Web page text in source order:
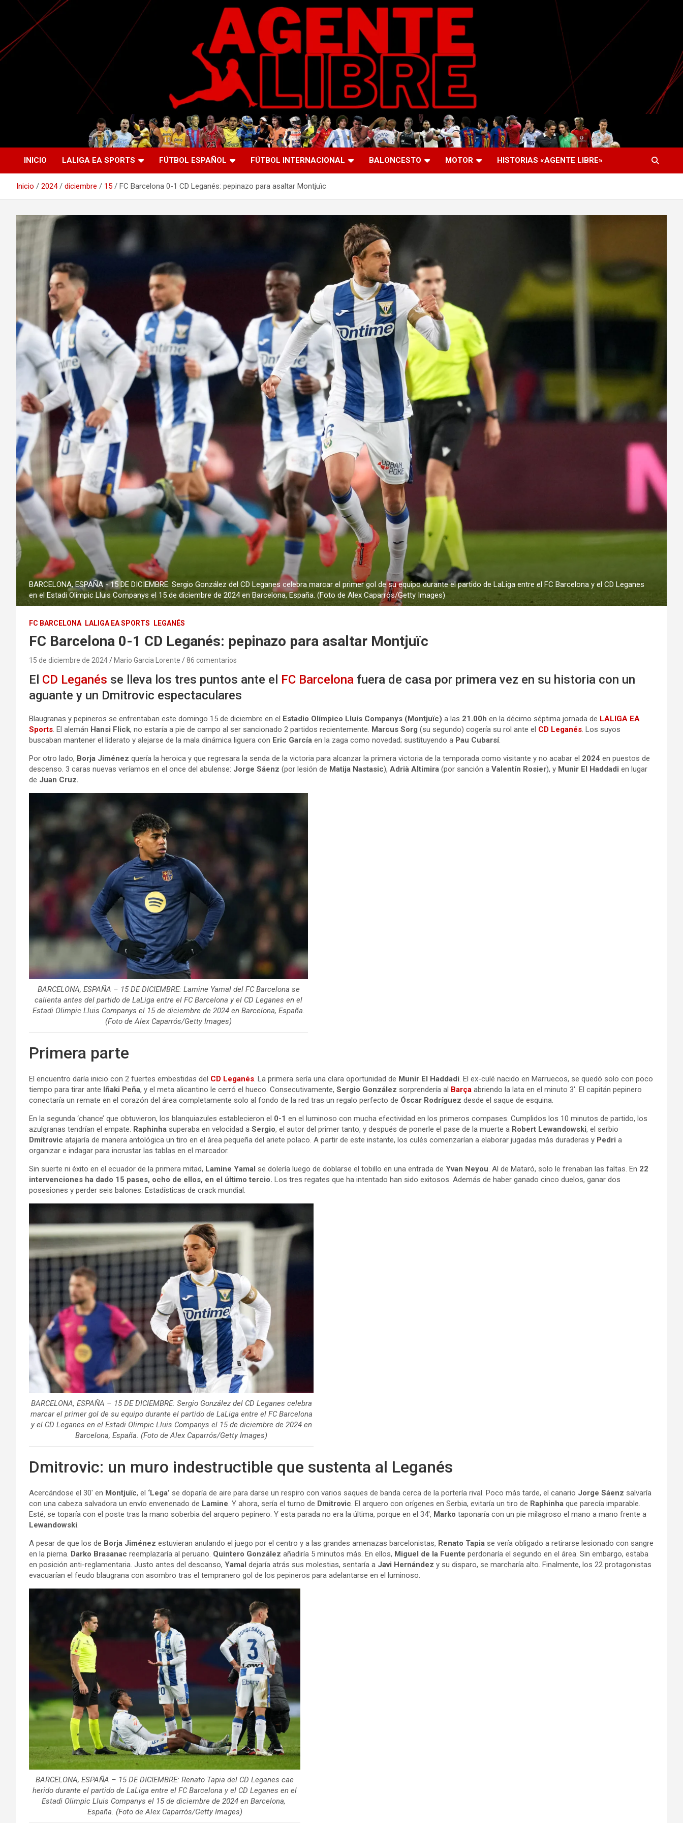
Saltar
contenido
Agente Libre Digital
La nueva generación del periodismo deportivo.
INICIO LALIGA EA SPORTS FÚTBOL ESPAÑOL FÚTBOL INTERNACIONAL BALONCESTO MOTOR HISTORIAS «AGENTE LIBRE»
Inicio 2024 diciembre 15 FC Barcelona 0-1 CD Leganés: pepinazo para asaltar Montjuïc
BARCELONA, ESPAÑA - 15 DE DICIEMBRE: Sergio González del CD Leganes celebra marcar el primer gol de su equipo durante el partido de LaLiga entre el FC Barcelona y el CD Leganes
en el Estadi Olimpic Lluis Companys el 15 de diciembre de 2024 en Barcelona, ​​España. (Foto de Alex Caparrós/Getty Images)
FC BARCELONA LALIGA EA SPORTS LEGANÉS
FC Barcelona 0-1 CD Leganés: pepinazo para asaltar Montjuïc
15 de diciembre de 2024 Mario Garcia Lorente 86 comentarios
El CD Leganés se lleva los tres puntos ante el FC Barcelona fuera de casa por primera vez en su historia con un
aguante y un Dmitrovic espectaculares
Blaugranas y pepineros se enfrentaban este domingo 15 de diciembre en el Estadio Olímpico Lluís Companys (Montjuïc) a las 21.00h en la décimo séptima jornada de LALIGA EA
Sports. El alemán Hansi Flick, no estaría a pie de campo al ser sancionado 2 partidos recientemente. Marcus Sorg (su segundo) cogería su rol ante el CD Leganés. Los suyos
buscaban mantener el liderato y alejarse de la mala dinámica liguera con Eric García en la zaga como novedad; sustituyendo a Pau Cubarsí.
Por otro lado, Borja Jiménez quería la heroica y que regresara la senda de la victoria para alcanzar la primera victoria de la temporada como visitante y no acabar el 2024 en puestos de
descenso. 3 caras nuevas veríamos en el once del abulense: Jorge Sáenz (por lesión de Matija Nastasic), Adrià Altimira (por sanción a Valentín Rosier), y Munir El Haddadi en lugar
de Juan Cruz.
BARCELONA, ESPAÑA – 15 DE DICIEMBRE: Lamine Yamal del FC Barcelona se
calienta antes del partido de LaLiga entre el FC Barcelona y el CD Leganes en el
Estadi Olimpic Lluis Companys el 15 de diciembre de 2024 en Barcelona, ​​España.
(Foto de Alex Caparrós/Getty Images)
Primera parte
El encuentro daría inicio con 2 fuertes embestidas del CD Leganés. La primera sería una clara oportunidad de Munir El Haddadi. El ex-culé nacido en Marruecos, se quedó solo con poco
tiempo para tirar ante Iñaki Peña, y el meta alicantino le cerró el hueco. Consecutivamente, Sergio González sorprendería al Barça abriendo la lata en el minuto 3′. El capitán pepinero
conectaría un remate en el corazón del área completamente solo al fondo de la red tras un regalo perfecto de Óscar Rodríguez desde el saque de esquina.
En la segunda ‘chance’ que obtuvieron, los blanquiazules establecieron el 0-1 en el luminoso con mucha efectividad en los primeros compases. Cumplidos los 10 minutos de partido, los
azulgranas tendrían el empate. Raphinha superaba en velocidad a Sergio, el autor del primer tanto, y después de ponerle el pase de la muerte a Robert Lewandowski, el serbio
Dmitrovic atajaría de manera antológica un tiro en el área pequeña del ariete polaco. A partir de este instante, los culés comenzarían a elaborar jugadas más duraderas y Pedri a
organizar e indagar para incrustar las tablas en el marcador.
Sin suerte ni éxito en el ecuador de la primera mitad, Lamine Yamal se dolería luego de doblarse el tobillo en una entrada de Yvan Neyou. Al de Mataró, solo le frenaban las faltas. En 22
intervenciones ha dado 15 pases, ocho de ellos, en el último tercio. Los tres regates que ha intentado han sido exitosos. Además de haber ganado cinco duelos, ganar dos
posesiones y perder seis balones. Estadísticas de crack mundial.
BARCELONA, ESPAÑA – 15 DE DICIEMBRE: Sergio González del CD Leganes celebra
marcar el primer gol de su equipo durante el partido de LaLiga entre el FC Barcelona
y el CD Leganes en el Estadi Olimpic Lluis Companys el 15 de diciembre de 2024 en
Barcelona, ​​España. (Foto de Alex Caparrós/Getty Images)
Dmitrovic: un muro indestructible que sustenta al Leganés
Acercándose el 30′ en Montjuïc, el ‘Lega’ se doparía de aire para darse un respiro con varios saques de banda cerca de la portería rival. Poco más tarde, el canario Jorge Sáenz salvaría
con una cabeza salvadora un envío envenenado de Lamine. Y ahora, sería el turno de Dmitrovic. El arquero con orígenes en Serbia, evitaría un tiro de Raphinha que parecía imparable.
Esté, se toparía con el poste tras la mano soberbia del arquero pepinero. Y esta parada no era la última, porque en el 34′, Marko taponaría con un pie milagroso el mano a mano frente a
Lewandowski.
A pesar de que los de Borja Jiménez estuvieran anulando el juego por el centro y a las grandes amenazas barcelonistas, Renato Tapia se vería obligado a retirarse lesionado con sangre
en la pierna. Darko Brasanac reemplazaría al peruano. Quintero González añadiría 5 minutos más. En ellos, Miguel de la Fuente perdonaría el segundo en el área. Sin embargo, estaba
en posición anti-reglamentaria. Justo antes del descanso, Yamal dejaría atrás sus molestias, sentaría a Javi Hernández y su disparo, se marcharía alto. Finalmente, los 22 protagonistas
evacuarían el feudo blaugrana con asombro tras el tempranero gol de los pepineros para adelantarse en el luminoso.
BARCELONA, ESPAÑA – 15 DE DICIEMBRE: Renato Tapia del CD Leganes cae
herido durante el partido de LaLiga entre el FC Barcelona y el CD Leganes en el
Estadi Olimpic Lluis Companys el 15 de diciembre de 2024 en Barcelona, ​​
España. (Foto de Alex Caparrós/Getty Images)